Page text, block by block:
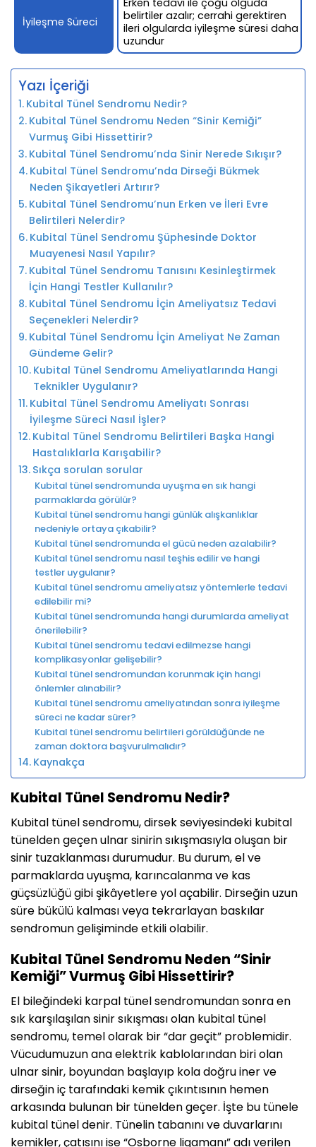
İyileşme Süreci
belirtiler azalır; cerrahi gerektiren
ileri olgularda iyileşme süresi daha
uzundur
Yazı İçeriği
Kubital Tünel Sendromu Nedir?
Kubital Tünel Sendromu Neden “Sinir Kemiği”
Vurmuş Gibi Hissettirir?
Kubital Tünel Sendromu’nda Sinir Nerede Sıkışır?
Kubital Tünel Sendromu’nda Dirseği Bükmek
Neden Şikayetleri Artırır?
Kubital Tünel Sendromu’nun Erken ve İleri Evre
Belirtileri Nelerdir?
Kubital Tünel Sendromu Şüphesinde Doktor
Muayenesi Nasıl Yapılır?
Kubital Tünel Sendromu Tanısını Kesinleştirmek
İçin Hangi Testler Kullanılır?
Kubital Tünel Sendromu İçin Ameliyatsız Tedavi
Seçenekleri Nelerdir?
Kubital Tünel Sendromu İçin Ameliyat Ne Zaman
Gündeme Gelir?
Kubital Tünel Sendromu Ameliyatlarında Hangi
Teknikler Uygulanır?
Kubital Tünel Sendromu Ameliyatı Sonrası
İyileşme Süreci Nasıl İşler?
Kubital Tünel Sendromu Belirtileri Başka Hangi
Hastalıklarla Karışabilir?
Sıkça sorulan sorular
Kubital tünel sendromunda uyuşma en sık hangi
parmaklarda görülür?
Kubital tünel sendromu hangi günlük alışkanlıklar
nedeniyle ortaya çıkabilir?
Kubital tünel sendromunda el gücü neden azalabilir?
Kubital tünel sendromu nasıl teşhis edilir ve hangi
testler uygulanır?
Kubital tünel sendromu ameliyatsız yöntemlerle tedavi
edilebilir mi?
Kubital tünel sendromunda hangi durumlarda ameliyat
önerilebilir?
Kubital tünel sendromu tedavi edilmezse hangi
komplikasyonlar gelişebilir?
Kubital tünel sendromundan korunmak için hangi
önlemler alınabilir?
Kubital tünel sendromu ameliyatından sonra iyileşme
süreci ne kadar sürer?
Kubital tünel sendromu belirtileri görüldüğünde ne
zaman doktora başvurulmalıdır?
Kaynakça
Kubital Tünel Sendromu Nedir?
Kubital tünel sendromu, dirsek seviyesindeki kubital
tünelden geçen ulnar sinirin sıkışmasıyla oluşan bir
sinir tuzaklanması durumudur. Bu durum, el ve
parmaklarda uyuşma, karıncalanma ve kas
güçsüzlüğü gibi şikâyetlere yol açabilir. Dirseğin uzun
süre bükülü kalması veya tekrarlayan baskılar
sendromun gelişiminde etkili olabilir.
Kubital Tünel Sendromu Neden “Sinir
Kemiği” Vurmuş Gibi Hissettirir?
El bileğindeki karpal tünel sendromundan sonra en
sık karşılaşılan sinir sıkışması olan kubital tünel
sendromu, temel olarak bir “dar geçit” problemidir.
Vücudumuzun ana elektrik kablolarından biri olan
ulnar sinir, boyundan başlayıp kola doğru iner ve
dirseğin iç tarafındaki kemik çıkıntısının hemen
arkasında bulunan bir tünelden geçer. İşte bu tünele
kubital tünel denir. Tünelin tabanını ve duvarlarını
kemikler, çatısını ise “Osborne ligamanı” adı verilen